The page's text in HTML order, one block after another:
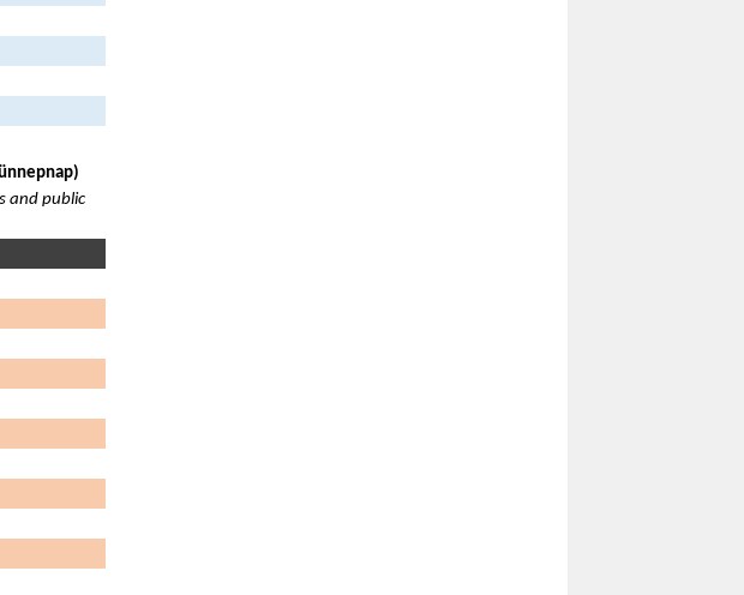
and public